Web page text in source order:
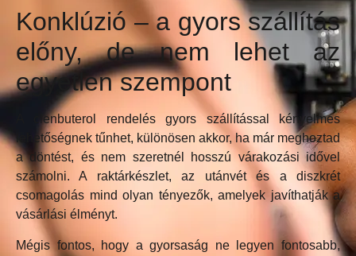
Konklúzió – a gyors szállítás
előny, de nem lehet az
egyetlen szempont
A clenbuterol rendelés gyors szállítással kényelmes
lehetőségnek tűnhet, különösen akkor, ha már meghoztad
a döntést, és nem szeretnél hosszú várakozási idővel
számolni. A raktárkészlet, az utánvét és a diszkrét
csomagolás mind olyan tényezők, amelyek javíthatják a
vásárlási élményt.
Mégis fontos, hogy a gyorsaság ne legyen fontosabb,